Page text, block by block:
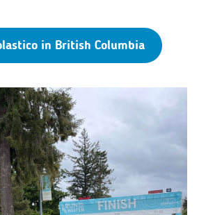
in British Columbia